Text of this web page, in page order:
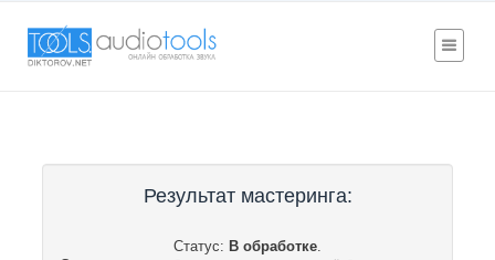
Результат мастеринга:
Статус: В обработке.